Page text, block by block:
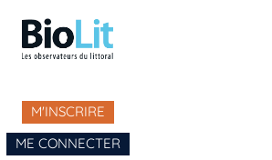
M'INSCRIRE
ME CONNECTER